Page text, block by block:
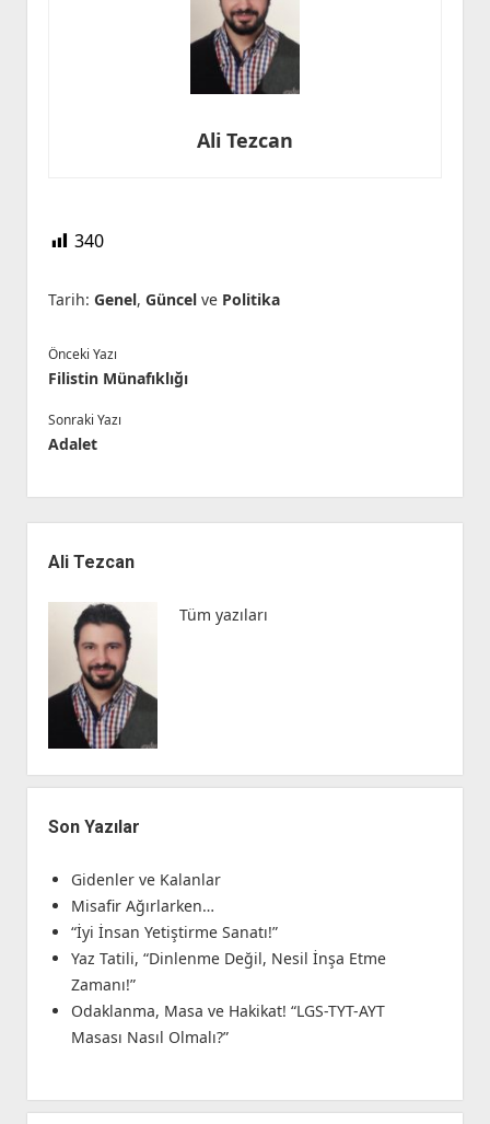
Ali Tezcan
340
Tarih: Genel, Güncelve Politika
Önceki Yazı
Filistin Münafıklığı
Sonraki Yazı
Adalet
Menü
Ali Tezcan
Tüm yazıları
Son Yazılar
Gidenler ve Kalanlar
Misafir Ağırlarken…
“İyi İnsan Yetiştirme Sanatı!”
Yaz Tatili, “Dinlenme Değil, Nesil İnşa Etme
Zamanı!”
Odaklanma, Masa ve Hakikat! “LGS-TYT-AYT
Masası Nasıl Olmalı?”